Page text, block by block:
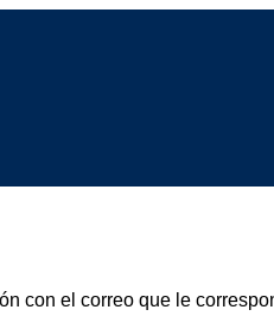
con el correo que le